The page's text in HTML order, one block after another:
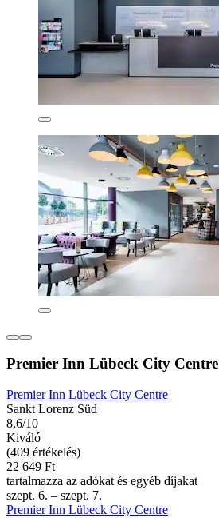
Premier Inn Lübeck City Centre
Premier Inn Lübeck City Centre
Sankt Lorenz Süd
8,6/10
Kiváló
(409 értékelés)
22 649 Ft
tartalmazza az adókat és egyéb díjakat
szept. 6. – szept. 7.
Premier Inn Lübeck City Centre